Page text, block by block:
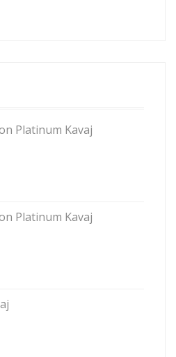
Platinum Kavaj
Platinum Kavaj